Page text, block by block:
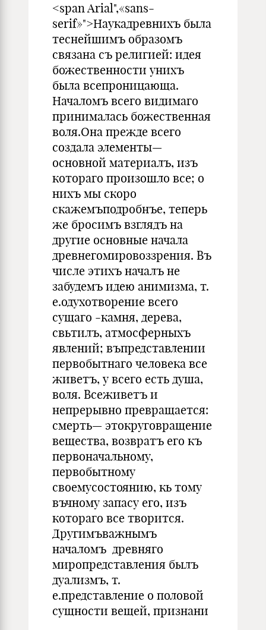
<span Arial",«sans-
serif»">Наукадревнихъ была
теснейшимъ образомъ
связана съ религией: идея
божественности унихъ
была всепроницающа.
Началомъ всего видимаго
принималась божественная
воля.Она прежде всего
создала элементы—
основной материалъ, изъ
котораго произошло все; о
нихъ мы скоро
скажемъподробнъе, теперь
же бросимъ взглядъ на
другие основные начала
древнегомировоззрения. Въ
числе этихъ началъ не
забудемъ идею анимизма, т.
е.одухотворение всего
сущаго -камня, дерева,
свьтилъ, атмосферныхъ
явлений; въпредставлении
первобытнаго человека все
живетъ, у всего есть душа,
воля. Всеживетъ и
непрерывно превращается:
смерть— этокруговращение
вещества, возвратъ его къ
первоначальному,
первобытному
своемусостоянию, кь тому
въчному запасу его, изъ
котораго все творится.
Другимъважнымъ
началомъ древняго
миропредставления былъ
дуализмъ, т.
е.представление о половой
сущности вещей, признани